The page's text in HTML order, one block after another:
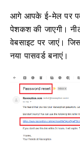
आगे आपके ई-मेल पर
पेशकश की जाएगी।
वेबसाइट पर जाएं।
नया पासवर्ड बनाएं।